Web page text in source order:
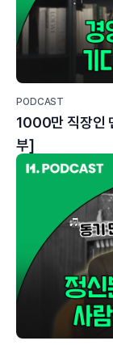
PODCAST
1000만 직장인
부]